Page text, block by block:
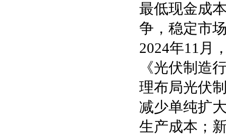
最低现金成
争，稳定市
2024年11月
《光伏制造
理布局光伏
减少单纯扩
生产成本；